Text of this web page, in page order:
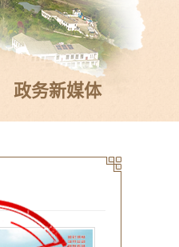
政务新媒体